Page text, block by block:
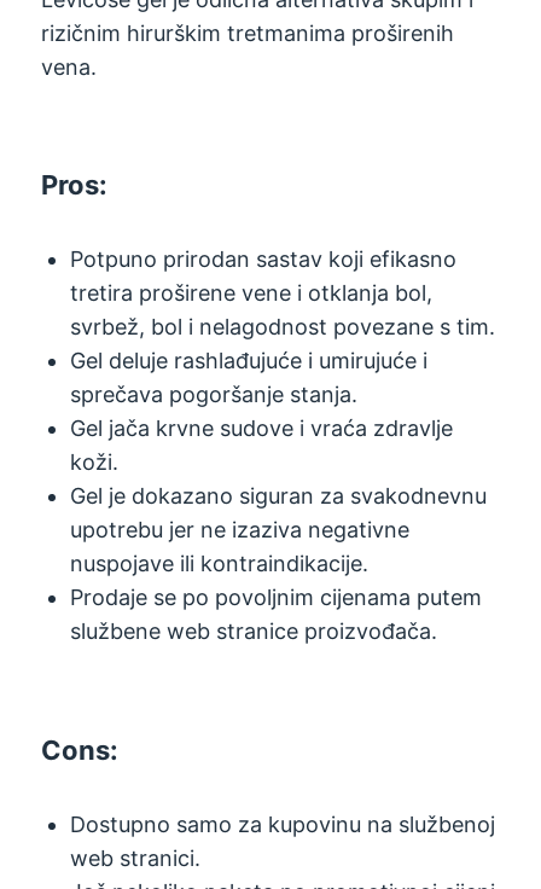
rizičnim hirurškim tretmanima proširenih
vena.
Pros:
Potpuno prirodan sastav koji efikasno
tretira proširene vene i otklanja bol,
svrbež, bol i nelagodnost povezane s tim.
Gel deluje rashlađujuće i umirujuće i
sprečava pogoršanje stanja.
Gel jača krvne sudove i vraća zdravlje
koži.
Gel je dokazano siguran za svakodnevnu
upotrebu jer ne izaziva negativne
nuspojave ili kontraindikacije.
Prodaje se po povoljnim cijenama putem
službene web stranice proizvođača.
Cons:
Dostupno samo za kupovinu na službenoj
web stranici.